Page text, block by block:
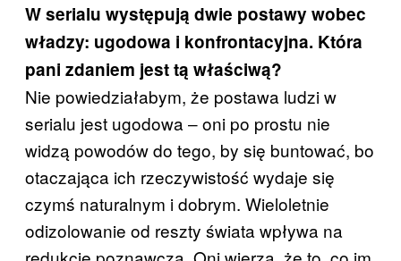
W serialu występują dwie postawy wobec
władzy: ugodowa i konfrontacyjna. Która
pani zdaniem jest tą właściwą?
Nie powiedziałabym, że postawa ludzi w
serialu jest ugodowa ‒ oni po prostu nie
widzą powodów do tego, by się buntować, bo
otaczająca ich rzeczywistość wydaje się
czymś naturalnym i dobrym. Wieloletnie
odizolowanie od reszty świata wpływa na